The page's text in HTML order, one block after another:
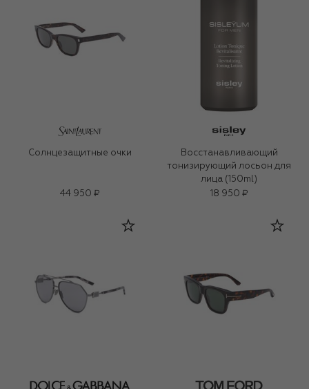
Солнцезащитные очки
44 950 ₽
Восстанавливающий
тонизирующий лосьон для
лица (150ml)
18 950 ₽